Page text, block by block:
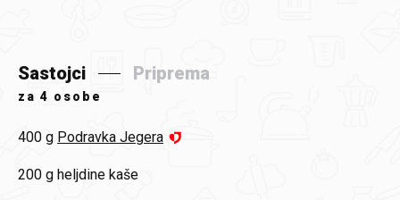
Sastojci Priprema
za 4 osobe
400 g Podravka Jegera
200 g heljdine kaše